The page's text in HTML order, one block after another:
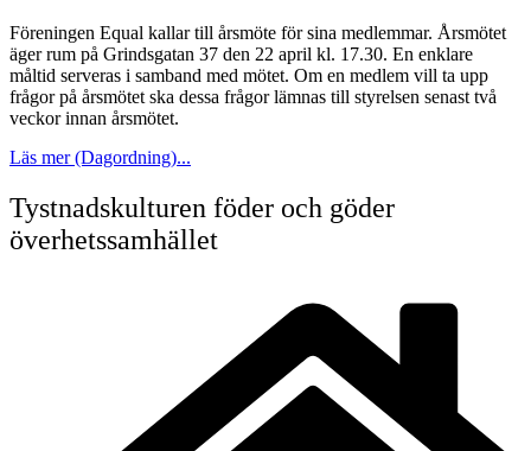
Föreningen Equal kallar till årsmöte för sina medlemmar. Årsmötet
äger rum på Grindsgatan 37 den 22 april kl. 17.30. En enklare
måltid serveras i samband med mötet. Om en medlem vill ta upp
frågor på årsmötet ska dessa frågor lämnas till styrelsen senast två
veckor innan årsmötet.
Läs mer (Dagordning)...
Tystnadskulturen föder och göder
överhetssamhället